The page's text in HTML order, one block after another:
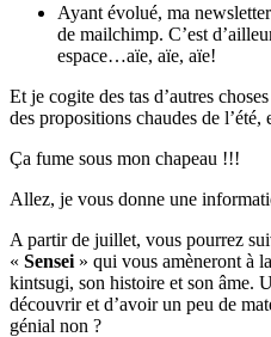
Ayant évolué, ma
de mailchimp. C’est
espace…aïe, aïe, aïe!
Et je cogite des tas d’autres
des propositions chaudes de l’été,
Ça fume sous mon chapeau !!!
Allez, je vous donne une
A partir de juillet, vous pourrez
« Sensei » qui vous amèneront à
kintsugi, son histoire et son âme.
découvrir et d’avoir un peu de
génial non ?